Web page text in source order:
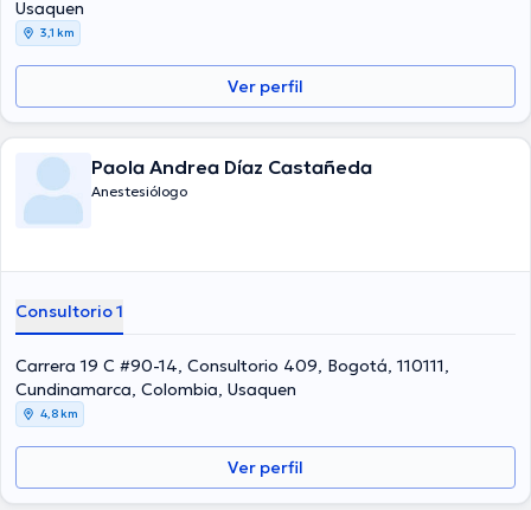
su temática de especialización y ha publicado diferentes
comunicados. Español es el idioma principal hablado por el médico.
Usaquen
3,1 km
Ver perfil
Paola Andrea Díaz Castañeda
Anestesiólogo
Consultorio 1
Carrera 19 C #90-14, Consultorio 409, Bogotá, 110111,
Cundinamarca, Colombia, Usaquen
4,8 km
Ver perfil